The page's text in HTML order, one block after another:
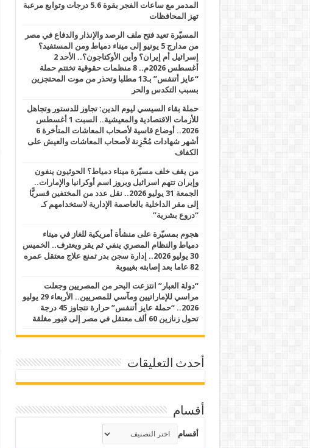
المدمر مع ساعات الفجر بقوة 5.6 درجات وتوابع مرعبة
تهز المحافظات
المسيّرة تعيد فتح ملف الرصد والإنذار والدفاع في مصر
من مدارج 5 يونيو إلى ميناء دمياط ومن المستفيد؟
إسرائيل أم إيران؟ وأين الأوكتاجون؟.. الأحد 2
أغسطس 2026م.. 8 منظمات حقوقية تختتم حملة
“عايز أتنفس” بـ13 مطلبا وتحذر من موت المحتجزين
بسبب التكدس والحر
حملة بقاء السيسي ليوم الدين: تجاوز للدستور وتجاهل
للأزمات الاقتصادية والمعيشية.. السبت 1 أغسطس
2026.. أوضاع قاسية لأصحاب المعاشات المتأخرة 6
أشهر شهادات مُحْزِنة لأصحاب المعاشات والعيش على
الكفاف
من يقف خلف مسيّرة ميناء دمياط؟ الحوثيون ينفون
وإيران تتهم اسرائيل وبروز اسم أوكرانيا والإمارات..
الجمعة 31 يوليو 2026.. نقل عدد من المختفين قسريًّا
إلى مقر الداخلية بالعاصمة الإدارية لاستخدامهم كـ
“دروع بشرية”
هجوم بمسيّرة على منشأة أمريكية للغاز في ميناء
دمياط والنظام المصري ينفي ثم يقر ويعترف.. الخميس
30 يوليو 2026.. إدارة سجن بدر تمنع علاج معتقل عمره
82 عاما بعد إصابته بغيبوبة
“دولة العبار” انتزعت البحر من المصريين وجعلت
مراسي للإماراتيين ومآسي للمصريين.. الأربعاء 29 يوليو
2026.. “حملة عايز أتنفس” حرارة تتجاوز 45 درجة
تحول زنازين 60 ألف معتقل في مصر إلى قبور مغلقة
أحدث التعليقات
أقسام
أقسام